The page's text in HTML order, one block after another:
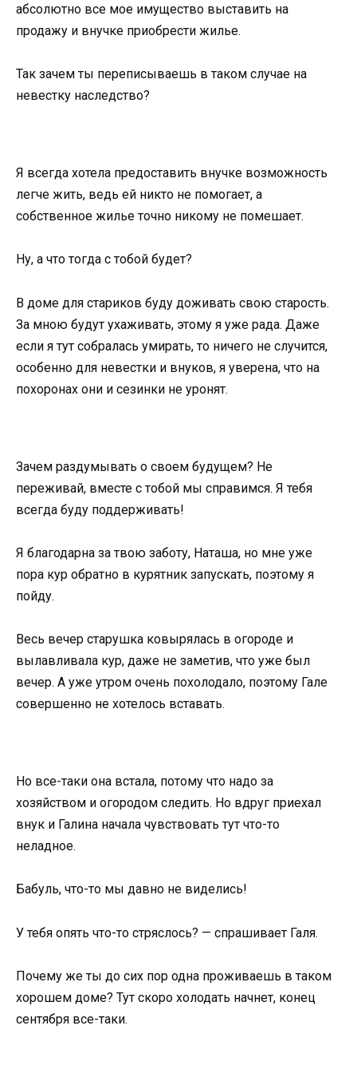
абсолютно все мое имущество выставить на
продажу и внучке приобрести жилье.
Так зачем ты переписываешь в таком случае на
невестку наследство?
Я всегда хотела предоставить внучке возможность
легче жить, ведь ей никто не помогает, а
собственное жилье точно никому не помешает.
Ну, а что тогда с тобой будет?
В доме для стариков буду доживать свою старость.
За мною будут ухаживать, этому я уже рада. Даже
если я тут собралась умирать, то ничего не случится,
особенно для невестки и внуков, я уверена, что на
похоронах они и сезинки не уронят.
Зачем раздумывать о своем будущем? Не
переживай, вместе с тобой мы справимся. Я тебя
всегда буду поддерживать!
Я благодарна за твою заботу, Наташа, но мне уже
пора кур обратно в курятник запускать, поэтому я
пойду.
Весь вечер старушка ковырялась в огороде и
вылавливала кур, даже не заметив, что уже был
вечер. А уже утром очень похолодало, поэтому Гале
совершенно не хотелось вставать.
Но все-таки она встала, потому что надо за
хозяйством и огородом следить. Но вдруг приехал
внук и Галина начала чувствовать тут что-то
неладное.
Бабуль, что-то мы давно не виделись!
У тебя опять что-то стряслось? — спрашивает Галя.
Почему же ты до сих пор одна проживаешь в таком
хорошем доме? Тут скоро холодать начнет, конец
сентября все-таки.